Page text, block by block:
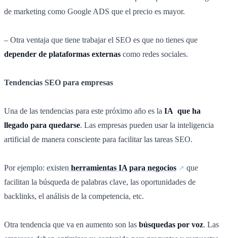
de marketing como Google ADS que el precio es mayor.
– Otra ventaja que tiene trabajar el SEO es que no tienes que
depender de plataformas externas como redes sociales.
Tendencias SEO para empresas
Una de las tendencias para este próximo año es la IA que ha
llegado para quedarse. Las empresas pueden usar la inteligencia
artificial de manera consciente para facilitar las tareas SEO.
Por ejemplo: existen herramientas IA para negocios
que
facilitan la búsqueda de palabras clave, las oportunidades de
backlinks, el análisis de la competencia, etc.
Otra tendencia que va en aumento son las búsquedas por voz. Las